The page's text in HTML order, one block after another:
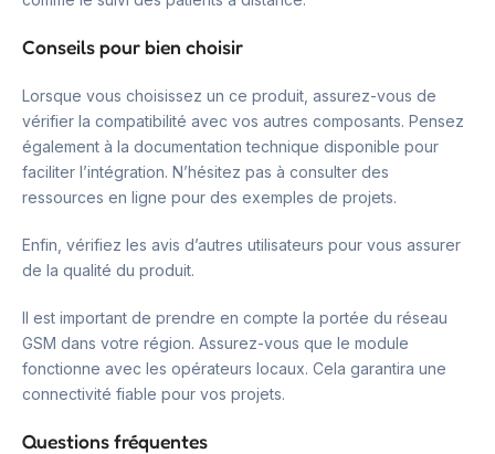
Conseils pour bien choisir
Lorsque vous choisissez un ce produit, assurez-vous de
vérifier la compatibilité avec vos autres composants. Pensez
également à la documentation technique disponible pour
faciliter l’intégration. N’hésitez pas à consulter des
ressources en ligne pour des exemples de projets.
Enfin, vérifiez les avis d’autres utilisateurs pour vous assurer
de la qualité du produit.
Il est important de prendre en compte la portée du réseau
GSM dans votre région. Assurez-vous que le module
fonctionne avec les opérateurs locaux. Cela garantira une
connectivité fiable pour vos projets.
Questions fréquentes